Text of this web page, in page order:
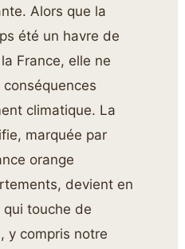
Alors que la
été un havre de
France, elle ne
climatique. La
marquée par
orange
devient en
touche de
y compris notre